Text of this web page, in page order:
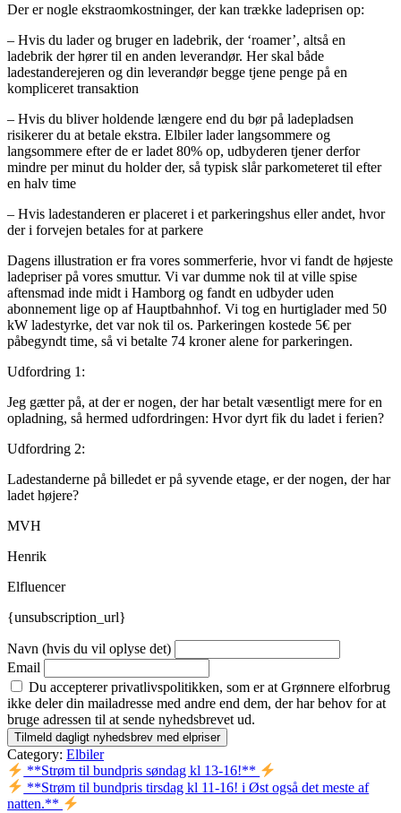
Der er nogle ekstraomkostninger, der kan trække ladeprisen op:
– Hvis du lader og bruger en ladebrik, der ‘roamer’, altså en
ladebrik der hører til en anden leverandør. Her skal både
ladestanderejeren og din leverandør begge tjene penge på en
kompliceret transaktion
– Hvis du bliver holdende længere end du bør på ladepladsen
risikerer du at betale ekstra. Elbiler lader langsommere og
langsommere efter de er ladet 80% op, udbyderen tjener derfor
mindre per minut du holder der, så typisk slår parkometeret til efter
en halv time
– Hvis ladestanderen er placeret i et parkeringshus eller andet, hvor
der i forvejen betales for at parkere
Dagens illustration er fra vores sommerferie, hvor vi fandt de højeste
ladepriser på vores smuttur. Vi var dumme nok til at ville spise
aftensmad inde midt i Hamborg og fandt en udbyder uden
abonnement lige op af Hauptbahnhof. Vi tog en hurtiglader med 50
kW ladestyrke, det var nok til os. Parkeringen kostede 5€ per
påbegyndt time, så vi betalte 74 kroner alene for parkeringen.
Udfordring 1:
Jeg gætter på, at der er nogen, der har betalt væsentligt mere for en
opladning, så hermed udfordringen: Hvor dyrt fik du ladet i ferien?
Udfordring 2:
Ladestanderne på billedet er på syvende etage, er der nogen, der har
ladet højere?
MVH
Henrik
Elfluencer
{unsubscription_url}
Navn (hvis du vil oplyse det)
Email
Du accepterer privatlivspolitikken, som er at Grønnere elforbrug
ikke deler din mailadresse med andre end dem, der har behov for at
bruge adressen til at sende nyhedsbrevet ud.
Category: Elbiler
Indlægsnavigation
**Strøm til bundpris søndag kl 13-16!**
**Strøm til bundpris tirsdag kl 11-16! i Øst også det meste af
natten.**